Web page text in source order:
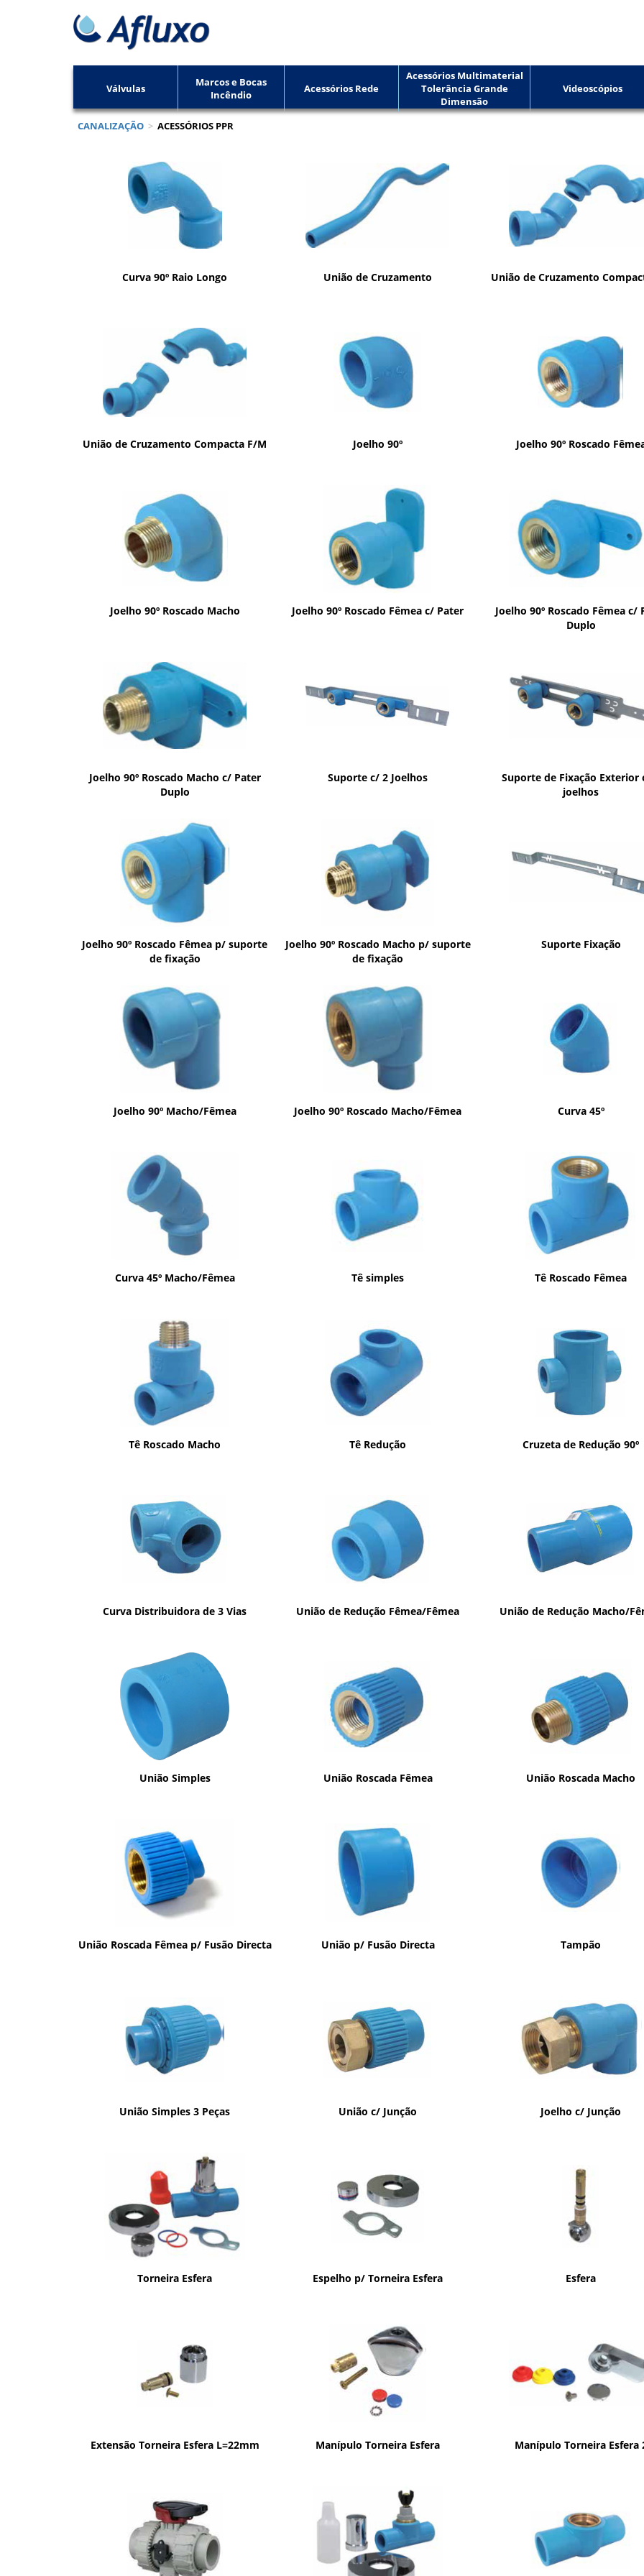
Válvulas
Marcos e Bocas
Incêndio
Acessórios Rede
Acessórios Multimaterial
Tolerância Grande
Dimensão
Videoscópios
CANALIZAÇÃO > ACESSÓRIOS PPR
Curva 90º Raio Longo União de Cruzamento União de Cruzamento
União de Cruzamento Compacta F/M Joelho 90º Joelho 90º Roscado
Joelho 90º Roscado Macho Joelho 90º Roscado Fêmea c/ Pater
Joelho 90º Roscado Fêmea c/
Duplo
Joelho 90º Roscado Macho c/ Pater
Duplo
Suporte c/ 2 Joelhos
Suporte de Fixação Exterior
joelhos
Joelho 90º Roscado Fêmea p/ suporte
de fixação
Joelho 90º Roscado Macho p/ suporte
de fixação
Suporte Fixação
Joelho 90º Macho/Fêmea Joelho 90º Roscado Macho/Fêmea Curva 45º
Curva 45º Macho/Fêmea Tê simples Tê Roscado Fêmea
Tê Roscado Macho Tê Redução Cruzeta de Redução 90º
Curva Distribuidora de 3 Vias União de Redução Fêmea/Fêmea União de Redução Macho/
União Simples União Roscada Fêmea União Roscada Macho
União Roscada Fêmea p/ Fusão Directa União p/ Fusão Directa Tampão
União Simples 3 Peças União c/ Junção Joelho c/ Junção
Torneira Esfera Espelho p/ Torneira Esfera Esfera
Extensão Torneira Esfera L=22mm Manípulo Torneira Esfera Manípulo Torneira Esfera